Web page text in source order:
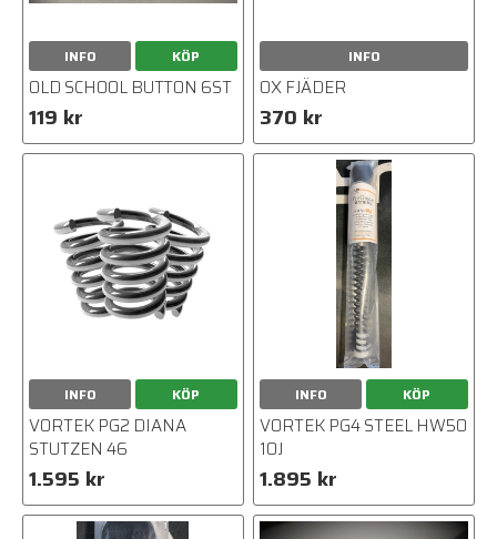
INFO KÖP
OLD SCHOOL BUTTON 6ST
119 kr
INFO
OX FJÄDER
370 kr
INFO KÖP
VORTEK PG2 DIANA
STUTZEN 46
1.595 kr
INFO KÖP
VORTEK PG4 STEEL HW50
10J
1.895 kr